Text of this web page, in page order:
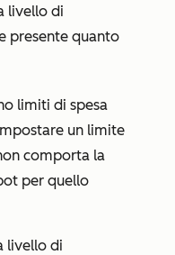
livello di
presente quanto
limiti di spesa
un limite
comporta la
per quello
livello di